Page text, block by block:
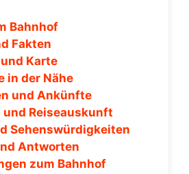
Bahnhof
Fakten
Karte
in der Nähe
und Ankünfte
und Reiseauskunft
Sehenswürdigkeiten
Antworten
zum Bahnhof